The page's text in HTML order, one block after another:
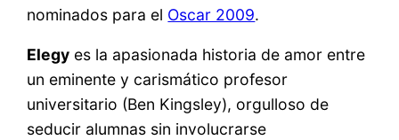
nominados para el Oscar 2009.
Elegy es la apasionada historia de amor entre
un eminente y carismático profesor
universitario (Ben Kingsley), orgulloso de
seducir alumnas sin involucrarse